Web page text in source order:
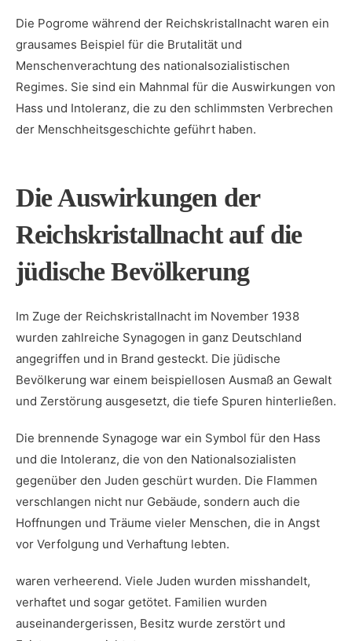
Die Pogrome während der Reichskristallnacht waren ein
grausames Beispiel für die Brutalität und‍
Menschenverachtung des nationalsozialistischen
Regimes. ⁤Sie sind ein Mahnmal für die Auswirkungen von
Hass und Intoleranz, die ‍zu den​ schlimmsten Verbrechen
der Menschheitsgeschichte geführt‍ haben.
Die Auswirkungen der
Reichskristallnacht‍ auf die‍
jüdische Bevölkerung
Im Zuge der ⁤Reichskristallnacht im November 1938
wurden ‌zahlreiche Synagogen in ganz Deutschland
angegriffen und in Brand gesteckt. Die jüdische
Bevölkerung⁢ war‌ einem beispiellosen Ausmaß an‌ Gewalt
und Zerstörung ausgesetzt, die tiefe Spuren hinterließen.
Die brennende Synagoge war ein Symbol ⁣für den Hass
und die Intoleranz, die von den Nationalsozialisten
gegenüber den ⁢Juden​ geschürt wurden. Die Flammen
verschlangen nicht nur Gebäude, sondern auch ⁢die
Hoffnungen und Träume vieler ⁤Menschen, die‌ in Angst
vor Verfolgung und Verhaftung lebten.
waren verheerend. Viele Juden wurden misshandelt,⁤
verhaftet und sogar getötet. Familien wurden
auseinandergerissen, Besitz wurde zerstört und